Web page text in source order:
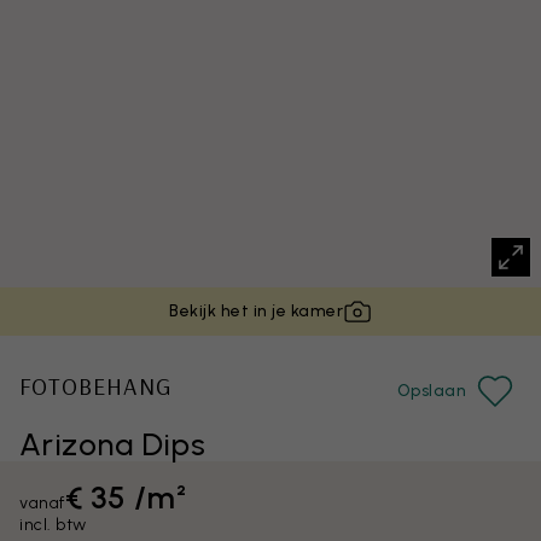
Bekijk het in je kamer
Arizona Dips
FOTOBEHANG Opslaan
vanaf€ 35 /m²
incl. btw